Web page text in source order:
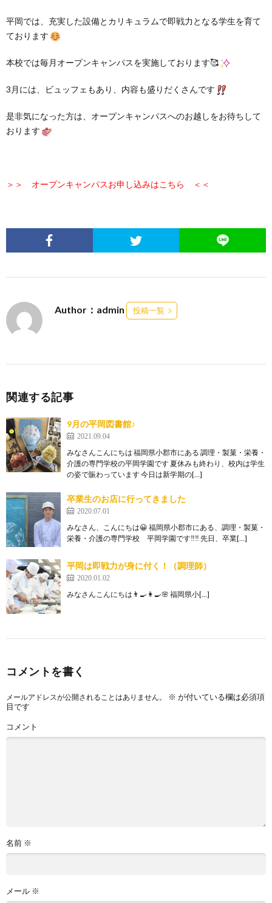
平岡では、充実した設備とカリキュラムで即戦力となる学生を育て
ております
本校では毎月オープンキャンパスを実施しております🥰
3月には、ビュッフェもあり、内容も盛りだくさんです
是非気になった方は、オープンキャンパスへのお越しをお待ちして
おります
＞＞ オープンキャンパスお申し込みはこちら ＜＜
Author：admin 投稿一覧
関連する記事
9月の平岡図書館♪
2021.09.04
みなさんこんにちは 福岡県小郡市にある 調理・製菓・栄養・
介護の専門学校の平岡学園です 夏休みも終わり、校内は学生
の姿で賑わっています 今日は新学期の[…]
卒業生のお店に行ってきました
2020.07.01
みなさん、こんにちは😀 福岡県小郡市にある、調理・製菓・
栄養・介護の専門学校 平岡学園です‼‼ 先日、卒業[…]
平岡は即戦力が身に付く！（調理師）
2020.01.02
みなさんこんにちは👨‍🍳👩‍🍳🌸 福岡県小[…]
コメントを書く
メールアドレスが公開されることはありません。 ※ が付いている欄は必須項
目です
コメント
名前 ※
メール ※